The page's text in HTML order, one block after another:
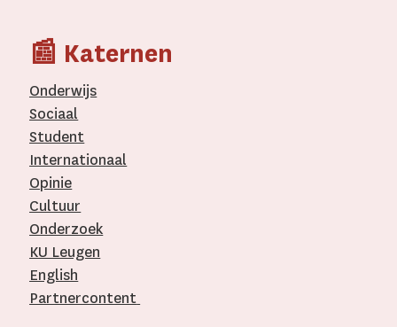
📰 Katernen
Onderwijs
Sociaal
Student
Internationaal­
Opinie
Cultuur
Onderzoek
KU Leugen
English
Partnercontent